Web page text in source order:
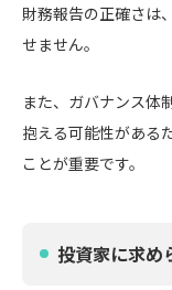
財務報告の正確さは
せません。
また、ガバナンス体
抱える可能性がある
ことが重要です。
投資家に求め